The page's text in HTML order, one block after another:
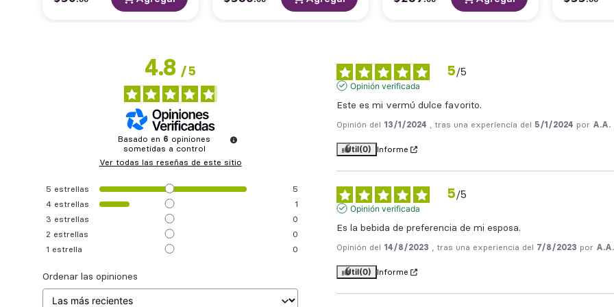
4.8/5
Basado en 6 opiniones
sometidas a control
Ver todas las reseñas de este sitio
5 estrellas
5
4 estrellas
1
3 estrellas
0
2 estrellas
0
1 estrella 0
Ordenar las opiniones
5/5
Opinión verificada
Este es mi vermú dulce favorito.
Opinión del 13/1/2024 , tras una experiencia del5/1/2024 por A.A.
Útil(0) Informe
5/5
Opinión verificada
Es la bebida de preferencia de mi esposa.
Opinión del 14/8/2023 , tras una experiencia del 7/8/2023 por A.A.
Útil(0) Informe